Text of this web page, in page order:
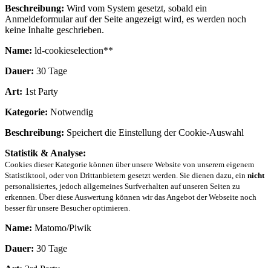
Beschreibung: Wird vom System gesetzt, sobald ein
Anmeldeformular auf der Seite angezeigt wird, es werden noch
keine Inhalte geschrieben.
Name: ld-cookieselection**
Dauer: 30 Tage
Art: 1st Party
Kategorie: Notwendig
Beschreibung: Speichert die Einstellung der Cookie-Auswahl
Statistik & Analyse:
Cookies dieser Kategorie können über unsere Website von unserem eigenem
Statistiktool, oder von Drittanbietern gesetzt werden. Sie dienen dazu, ein nicht
personalisiertes, jedoch allgemeines Surfverhalten auf unseren Seiten zu
erkennen. Über diese Auswertung können wir das Angebot der Webseite noch
besser für unsere Besucher optimieren.
Name: Matomo/Piwik
Dauer: 30 Tage